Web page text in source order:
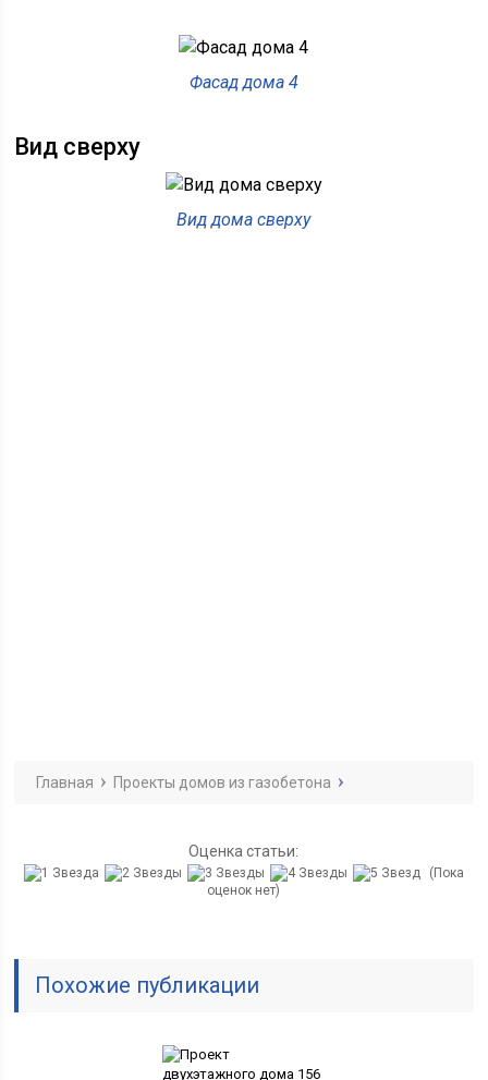
Фасад дома 4
Вид сверху
Вид дома сверху
Главная Проекты домов из газобетона
Оценка статьи:
(Пока
оценок нет)
Похожие публикации